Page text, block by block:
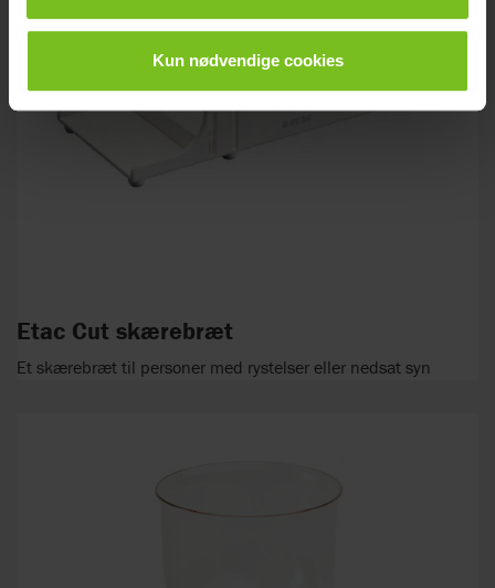
Kun nødvendige cookies
Etac Cut skærebræt
Et skærebræt til personer med rystelser eller nedsat syn